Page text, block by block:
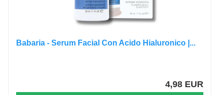
Babaria - Serum Facial Con Acido Hialuronico |...
4,98 EUR